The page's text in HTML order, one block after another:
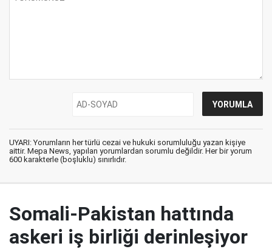
UYARI: Yorumların her türlü cezai ve hukuki sorumluluğu yazan kişiye
aittir. Mepa News, yapılan yorumlardan sorumlu değildir. Her bir yorum
600 karakterle (boşluklu) sınırlıdır.
Somali-Pakistan hattında
askeri iş birliği derinleşiyor